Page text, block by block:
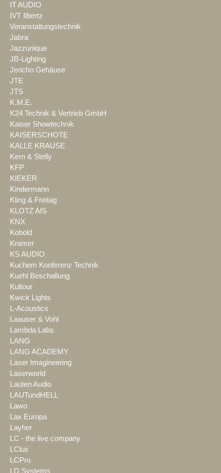
IT AUDIO
IVT Ilbertz
Veranstaltungstechnik
Jabra
Jazzunique
JB-Lighting
Jericho Gehäuse
JTE
JTS
K.M.E.
K24 Technik & Vertrieb GmbH
Kaiser Showtechnik
KAISERSCHOTE
KALLE KRAUSE
Kern & Stelly
KFP
KIEKER
Kindermann
Kling & Freitag
KLOTZ AIS
KNX
Kobold
Kramer
KS AUDIO
Kuchem Konferenz Technik
Kuehl Beschallung
Kultour
Kwick Lights
L-Acoustics
Laauser & Vohl
Lambda Labs
LANG
LANG ACADEMY
Laser Imagineering
Laserworld
Lauten Audio
LAUTundHELL
Lawo
Lax Europa
Layher
LC - the live company
LClux
LCPro
LD Systems